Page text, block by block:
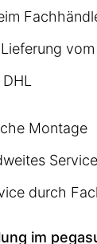
Montage
durch
im